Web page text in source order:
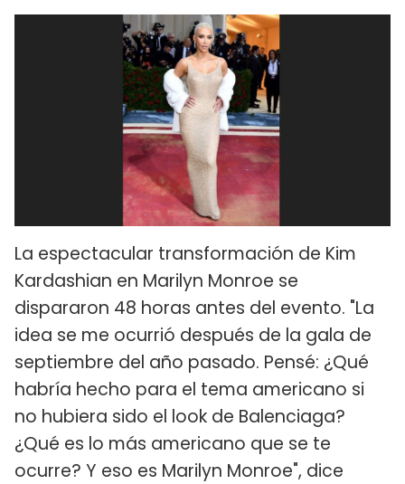
La espectacular transformación de Kim
Kardashian en Marilyn Monroe se
dispararon 48 horas antes del evento. "La
idea se me ocurrió después de la gala de
septiembre del año pasado. Pensé: ¿Qué
habría hecho para el tema americano si
no hubiera sido el look de Balenciaga?
¿Qué es lo más americano que se te
ocurre? Y eso es Marilyn Monroe", dice